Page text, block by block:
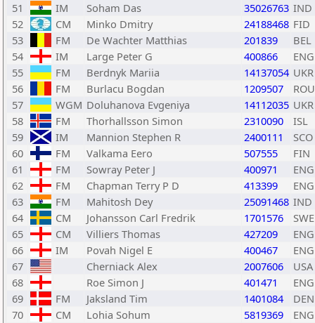
51
IM Soham Das 35026763 IND
52
CM Minko Dmitry 24188468 FID
53
FM De Wachter Matthias 201839
BEL
54
IM Large Peter G 400866
ENG
55
FM Berdnyk Mariia 14137054 UKR
56
FM Burlacu Bogdan 1209507
ROU
57
WGM Doluhanova Evgeniya 14112035 UKR
58
FM Thorhallsson Simon 2310090
ISL
59
IM Mannion Stephen R 2400111
SCO
60
FM Valkama Eero 507555
FIN
61
FM Sowray Peter J 400971
ENG
62
FM Chapman Terry P D 413399
ENG
63
FM Mahitosh Dey 25091468 IND
64
CM Johansson Carl Fredrik 1701576
SWE
65
CM Villiers Thomas 427209
ENG
66
IM Povah Nigel E 400467
ENG
67
Cherniack Alex 2007606
USA
68
Roe Simon J 401471
ENG
69
FM Jaksland Tim 1401084
DEN
70
CM Lohia Sohum 5819369
ENG